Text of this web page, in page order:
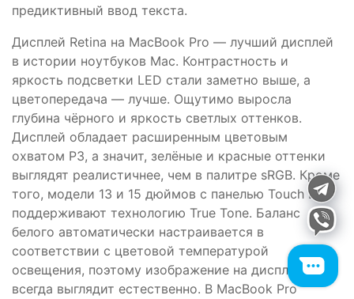
предиктивный ввод текста.
Дисплей Retina на MacBook Pro — лучший дисплей
в истории ноутбуков Mac. Контрастность и
яркость подсветки LED стали заметно выше, а
цветопередача — лучше. Ощутимо выросла
глубина чёрного и яркость светлых оттенков.
Дисплей обладает расширенным цветовым
охватом P3, а значит, зелёные и красные оттенки
выглядят реалистичнее, чем в палитре sRGB. Кроме
того, модели 13 и 15 дюймов с панелью Touch Bar
поддерживают технологию True Tone. Баланс
белого автоматически настраивается в
соответствии с цветовой температурой
освещения, поэтому изображение на дисплее
всегда выглядит естественно. В MacBook Pro